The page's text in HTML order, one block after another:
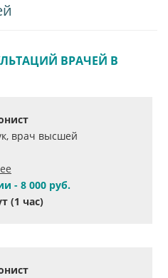
ВРАЧЕЙ В
врач высшей
- 8 000 руб.
(1 час)